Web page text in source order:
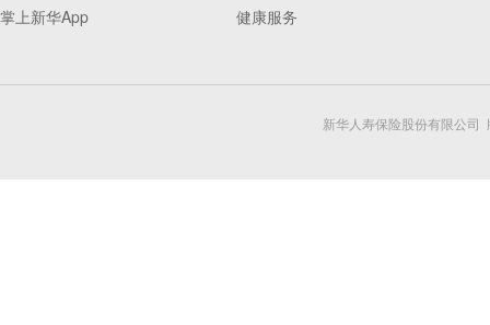
掌上新华App
健康服务
新华人寿保险股份有限公